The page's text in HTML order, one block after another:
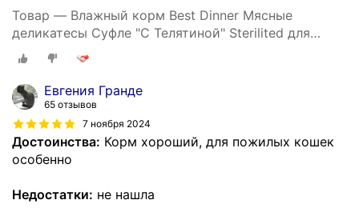
Товар — Влажный корм Best Dinner Мясные
деликатесы Суфле "С Телятиной" Sterilited для
кошек и котят с 6 месяцев, 85 гр * 24 шт
Евгения Гранде
65 отзывов
7 ноября 2024
Достоинства: Корм хороший, для пожилых кошек
особенно
Недостатки: не нашла